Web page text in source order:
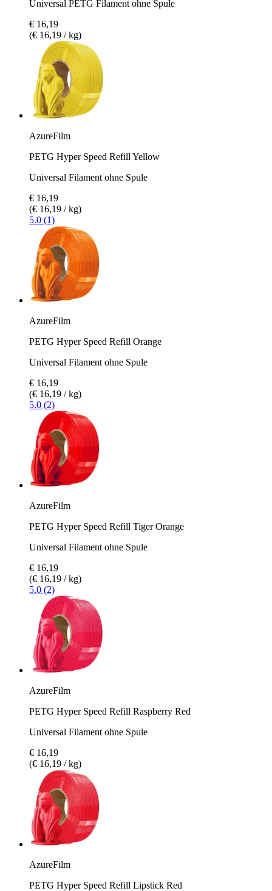
Universal PETG Filament ohne Spule
€ 16,19
(€ 16,19 / kg)
AzureFilm
PETG Hyper Speed Refill Yellow
Universal Filament ohne Spule
€ 16,19
(€ 16,19 / kg)
5.0 (1)
AzureFilm
PETG Hyper Speed Refill Orange
Universal Filament ohne Spule
€ 16,19
(€ 16,19 / kg)
5.0 (2)
AzureFilm
PETG Hyper Speed Refill Tiger Orange
Universal Filament ohne Spule
€ 16,19
(€ 16,19 / kg)
5.0 (2)
AzureFilm
PETG Hyper Speed Refill Raspberry Red
Universal Filament ohne Spule
€ 16,19
(€ 16,19 / kg)
AzureFilm
PETG Hyper Speed Refill Lipstick Red